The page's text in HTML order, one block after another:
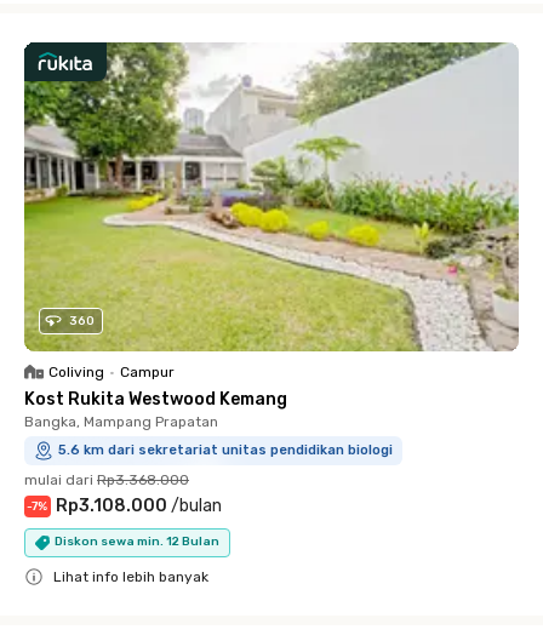
360
Coliving • Campur
Kost Rukita Westwood Kemang
Bangka, Mampang Prapatan
5.6 km dari sekretariat unitas pendidikan biologi
mulai dari Rp3.368.000
-7% Rp3.108.000 /bulan
Diskon sewa min. 12 Bulan
Lihat info lebih banyak